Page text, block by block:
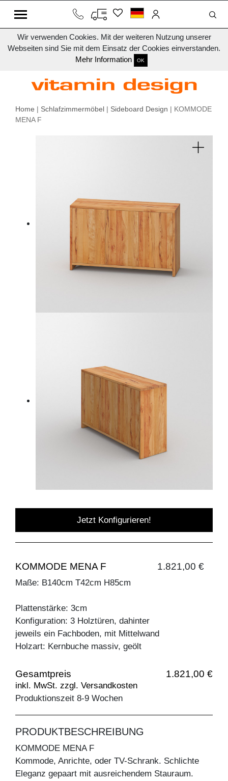
Wir verwenden Cookies. Mit der weiteren Nutzung unserer
Webseiten sind Sie mit dem Einsatz der Cookies einverstanden.
Mehr Information
OK
Home | Schlafzimmermöbel | Sideboard Design | KOMMODE
MENA F
Jetzt Konfigurieren!
KOMMODE MENA F 1.821,00 €
Maße: B140cm T42cm H85cm
Plattenstärke: 3cm
Konfiguration: 3 Holztüren, dahinter
jeweils ein Fachboden, mit Mittelwand
Holzart: Kernbuche massiv, geölt
Gesamtpreis 1.821,00 €
inkl. MwSt. zzgl. Versandkosten
Produktionszeit 8-9 Wochen
PRODUKTBESCHREIBUNG
KOMMODE MENA F
Kommode, Anrichte, oder TV-Schrank. Schlichte
Eleganz gepaart mit ausreichendem Stauraum.